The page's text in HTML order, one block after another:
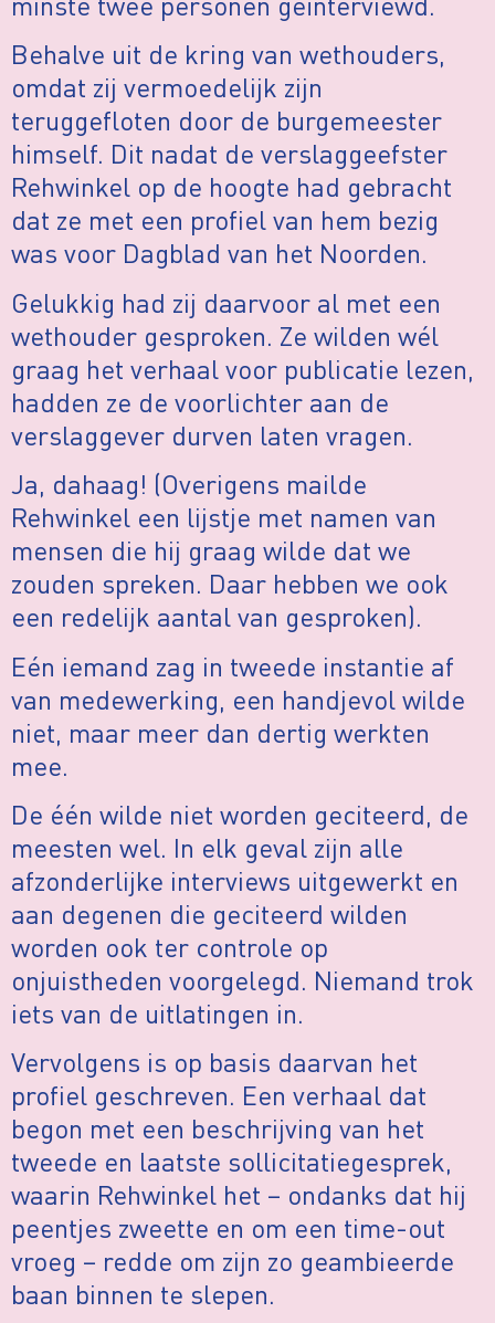
Behalve uit de kring van wethouders,
omdat zij vermoedelijk zijn
teruggefloten door de burgemeester
himself. Dit nadat de verslaggeefster
Rehwinkel op de hoogte had gebracht
dat ze met een profiel van hem bezig
was voor Dagblad van het Noorden.
Gelukkig had zij daarvoor al met een
wethouder gesproken. Ze wilden wél
graag het verhaal voor publicatie lezen,
hadden ze de voorlichter aan de
verslaggever durven laten vragen.
Ja, dahaag! (Overigens mailde
Rehwinkel een lijstje met namen van
mensen die hij graag wilde dat we
zouden spreken. Daar hebben we ook
een redelijk aantal van gesproken).
Eén iemand zag in tweede instantie af
van medewerking, een handjevol wilde
niet, maar meer dan dertig werkten
mee.
De één wilde niet worden geciteerd, de
meesten wel. In elk geval zijn alle
afzonderlijke interviews uitgewerkt en
aan degenen die geciteerd wilden
worden ook ter controle op
onjuistheden voorgelegd. Niemand trok
iets van de uitlatingen in.
Vervolgens is op basis daarvan het
profiel geschreven. Een verhaal dat
begon met een beschrijving van het
tweede en laatste sollicitatiegesprek,
waarin Rehwinkel het – ondanks dat hij
peentjes zweette en om een time-out
vroeg – redde om zijn zo geambieerde
baan binnen te slepen.